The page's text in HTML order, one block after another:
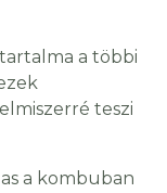
a többi
teszi
a kombuban